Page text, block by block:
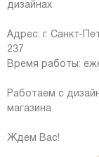
дизайнах
Адрес: г. Санкт-
237
Время работы:
Работаем с
магазина
Ждем Вас!